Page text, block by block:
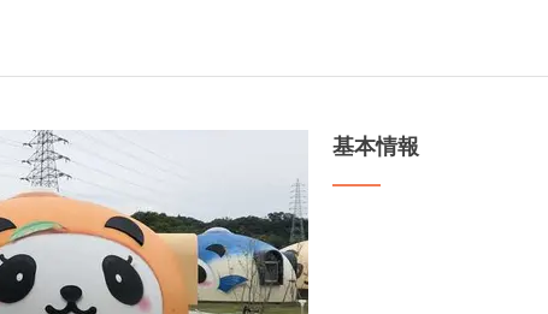
基本情報